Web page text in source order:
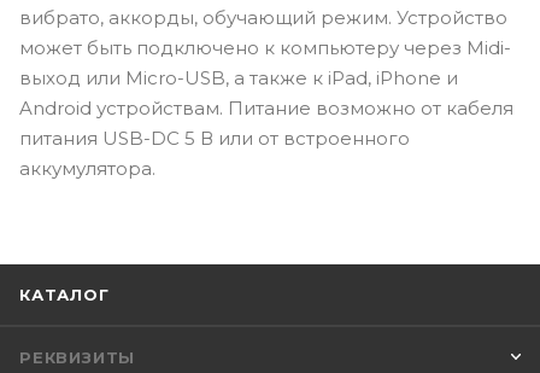
вибрато, аккорды, обучающий режим. Устройство
может быть подключено к компьютеру через Midi-
выход или Micro-USB, а также к iPad, iPhone и
Android устройствам. Питание возможно от кабеля
питания USB-DC 5 В или от встроенного
аккумулятора.
КАТАЛОГ
РЕКВИЗИТЫ